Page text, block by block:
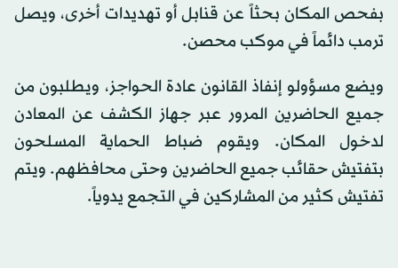
بفحص المكان بحثاً عن قنابل أو تهديدات أخرى، ويصل
ترمب دائماً في موكب محصن.
ويضع مسؤولو إنفاذ القانون عادة الحواجز، ويطلبون من
جميع الحاضرين المرور عبر جهاز الكشف عن المعادن
لدخول المكان. ويقوم ضباط الحماية المسلحون
بتفتيش حقائب جميع الحاضرين وحتى محافظهم. ويتم
تفتيش كثير من المشاركين في التجمع يدوياً.